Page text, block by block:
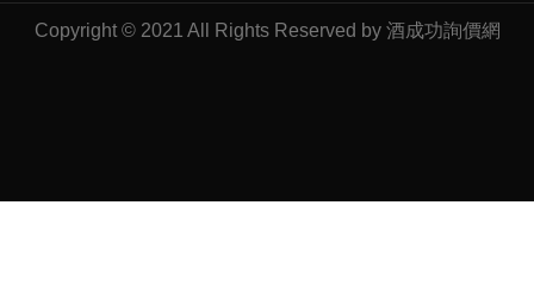
Copyright © 2021 All Rights Reserved by 酒成功詢價網